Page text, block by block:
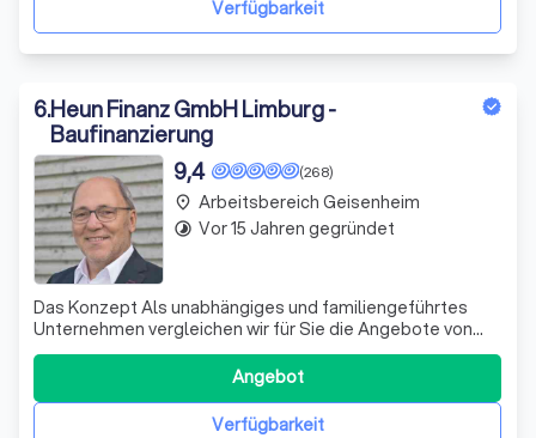
Verfügbarkeit
6.Heun Finanz GmbH Limburg -
Baufinanzierung
(268)
9,4
Das Konzept Als unabhängiges und familiengeführtes
Unternehmen vergleichen wir für Sie die Angebote von
über 400 Darlehensgebern und wählen mit Ihnen
gemeinsam das für Sie passende Konzept und die
günstigsten Konditionen für Ihre Immobilie aus. Um dieses
Ziel erreichen zu können, arbeiten wir neben
Verfügbarkeit
Angebot
place Arbeitsbereich Geisenheim
timelapse Vor 15 Jahren gegründet